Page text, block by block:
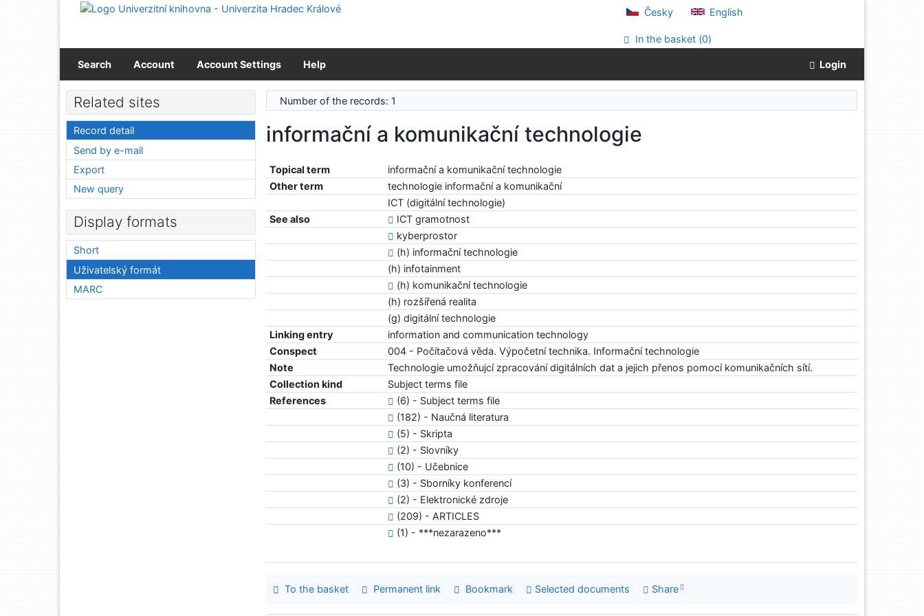
Go to content
Česky English
In the basket (0)
Search Account Account Settings Help Login
Number of the records: 1
informační a komunikační technologie
Topical term
informační a komunikační technologie
Other term
technologie informační a komunikační
ICT (digitální technologie)
See also
ICT gramotnost
kyberprostor
(h) informační technologie
(h) infotainment
(h) komunikační technologie
(h) rozšířená realita
(g) digitální technologie
Linking entry
information and communication technology
Conspect
004 - Počítačová věda. Výpočetní technika. Informační technologie
Note
Technologie umožňujcí zpracování digitálních dat a jejich přenos pomocí komunikačních sítí.
Collection kind
Subject terms file
References
(6) - Subject terms file
(182) - Naučná literatura
(5) - Skripta
(2) - Slovníky
(10) - Učebnice
(3) - Sborníky konferencí
(2) - Elektronické zdroje
(209) - ARTICLES
(1) - ***nezarazeno***
To the basket Permanent link Bookmark Selected documents Share
Related sites
Record detail
Send by e-mail
Export
New query
Display formats
Short
Uživatelský formát
MARC